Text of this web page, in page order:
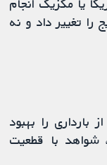
یا مکزیک انجام
تغییر داد و نه
بارداری را بهبود
شرکت‌کننده، شواهد با قطعیت